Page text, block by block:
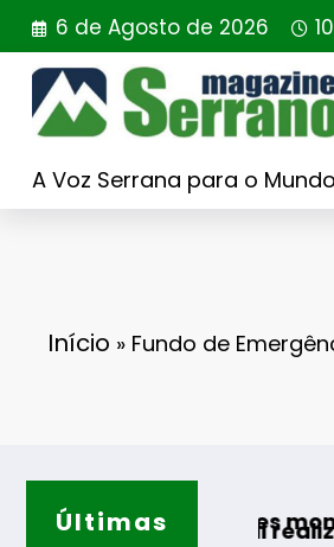
Saltar
para
conteúdo
6 de Agosto de 2026
A Voz Serrana para o Mundo
Início » Fundo de
Últimas
melhores momentos do
Portugal realiza primeira